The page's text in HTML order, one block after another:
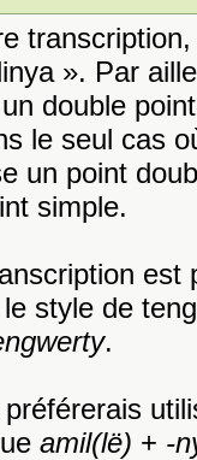
». Par
double
le seul cas
un point
simple.
style de
.
amil(lë) + -